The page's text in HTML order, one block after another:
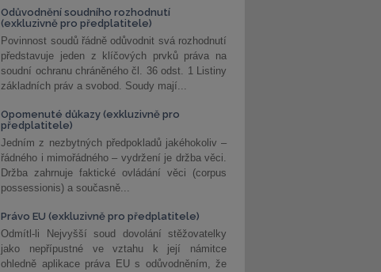
Odůvodnění soudního rozhodnutí
(exkluzivně pro předplatitele)
Povinnost soudů řádně odůvodnit svá rozhodnutí
představuje jeden z klíčových prvků práva na
soudní ochranu chráněného čl. 36 odst. 1 Listiny
základních práv a svobod. Soudy mají...
Opomenuté důkazy (exkluzivně pro
předplatitele)
Jedním z nezbytných předpokladů jakéhokoliv –
řádného i mimořádného – vydržení je držba věci.
Držba zahrnuje faktické ovládání věci (corpus
possessionis) a současně...
Právo EU (exkluzivně pro předplatitele)
Odmítl-li Nejvyšší soud dovolání stěžovatelky
jako nepřípustné ve vztahu k její námitce
ohledně aplikace práva EU s odůvodněním, že